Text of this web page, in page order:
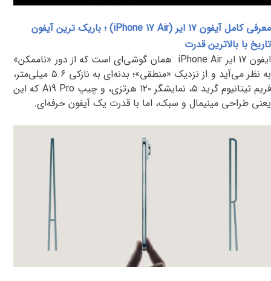
معرفی کامل آیفون ۱۷ ایر ( iPhone 17 Air) ؛ باریک ترین آیفون
تاریخ با بالاترین قدرت
ایفون 17 ایر
iPhone Air همان گوشی‌ای است که از دور «ناممکن»
به نظر می‌آید و از نزدیک «منطقی»؛ بدنه‌ای به نازکی ۵.۶ میلی‌متر،
فریم تیتانیوم گرید ۵، نمایشگر۱۲۰ هرتزی، و چیپ A19 Pro که این
یعنی طراحی مینیمال و سبک، اما با قدرت یک آیفون حرفه‌ای.